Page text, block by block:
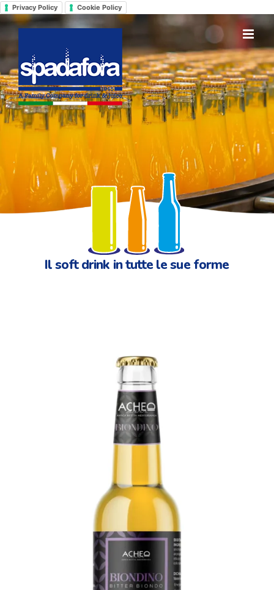
Privacy Policy Cookie Policy Salta
al
Il soft drink in tutte le sue forme